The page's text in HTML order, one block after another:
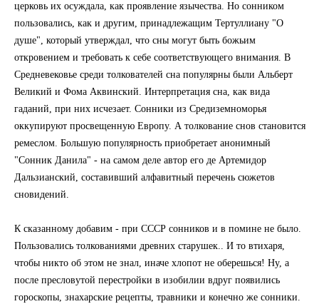
церковь их осуждала, как проявление язычества. Но сонником
пользовались, как и другим, принадлежащим Тертуллиану "О
душе", который утверждал, что сны могут быть божьим
откровением и требовать к себе соответствующего внимания. В
Средневековье среди толкователей сна популярны были Альберт
Великий и Фома Аквинский. Интерпретация сна, как вида
гаданий, при них исчезает. Сонники из Средиземноморья
оккупируют просвещенную Европу. А толкование снов становится
ремеслом. Большую популярность приобретает анонимный
"Сонник Данила" - на самом деле автор его де Артемидор
Дальзианский, составивший алфавитный перечень сюжетов
сновидений.
К сказанному добавим - при СССР сонников и в помине не было.
Пользовались толкованиями древних старушек.. И то втихаря,
чтобы никто об этом не знал, иначе хлопот не оберешься! Ну, а
после пресловутой перестройки в изобилии вдруг появились
гороскопы, знахарские рецепты, травники и конечно же сонники.